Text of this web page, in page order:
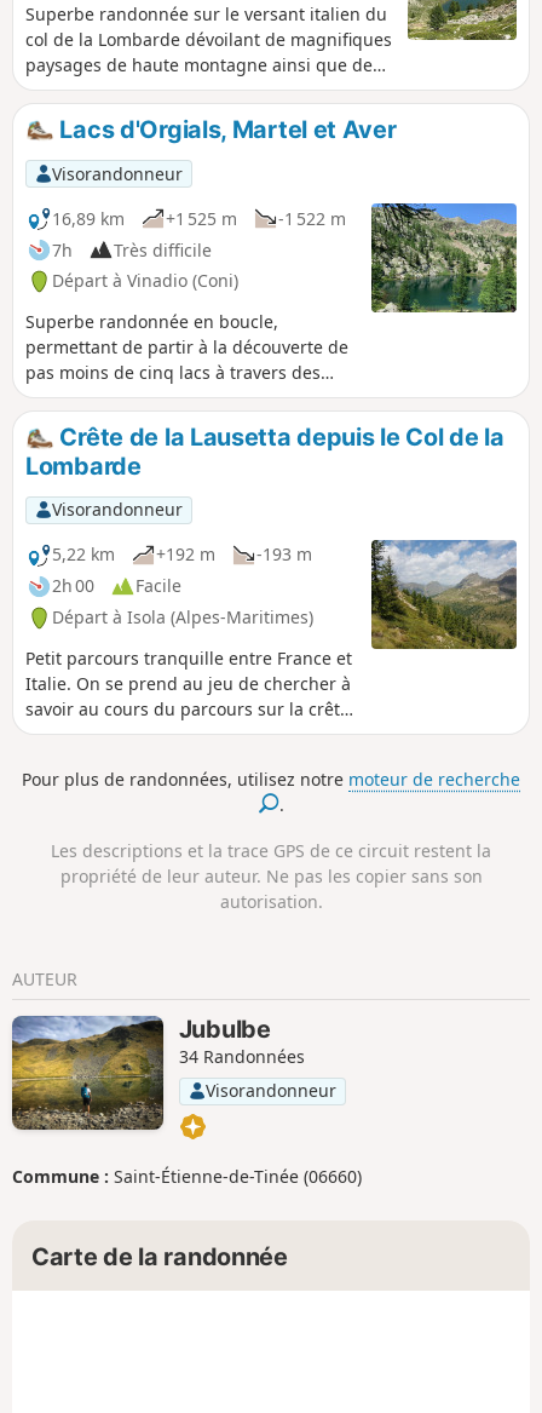
Superbe randonnée sur le versant italien du
col de la Lombarde dévoilant de magnifiques
paysages de haute montagne ainsi que de
superbes lacs aux eaux émeraude. Faune
(bouquetins, chamois, marmottes) et flore
abondantes.Attention, la montée au col
d'Aver comporte des passages exposés et
vertigineux. C'est pourquoi je l'ai classée
comme difficile même si il n'y a pas de réel
danger.Cette randonnée est donc
déconseillée avec des enfants et des
personnes sujettes au vertige.
Lacs d'Orgials, Martel et Aver
Visorandonneur
16,89 km
+1 525 m
-1 522 m
7h
Très difficile
Départ à Vinadio (Coni)
Superbe randonnée en boucle,
permettant de partir à la découverte de
pas moins de cinq lacs à travers des
paysages grandioses au pied du mont
Malinvern. Elle se situe entièrement en
territoire italien, proche d'Isola 2000, au
départ de la route du Col de la
Lombarde versant Vinadio.Outre les lacs
rencontrés, la randonnée permet
d'admirer des superbes points de vue
sur les sommets dominant le vallon de
Rio Freddo, au pied du Malinvern,
omniprésent lors de la première partie
du circuit.
Crête de la Lausetta depuis le Col de la
Lombarde
Visorandonneur
5,22 km
+192 m
-193 m
2h 00
Facile
Départ à Isola (Alpes-Maritimes)
Petit parcours tranquille entre France et
Italie. On se prend au jeu de chercher à
savoir au cours du parcours sur la crête,
dans quel pays on se trouve. Je n'ai
en si peu de temps... Et on admire la
vue sur les deux vallées en contre-bas.
Pour plus de randonnées, utilisez notre moteur de recherche
.
Les descriptions et la trace GPS de ce circuit restent la
propriété de leur auteur. Ne pas les copier sans son
autorisation.
AUTEUR
Jubulbe
34 Randonnées
Visorandonneur
Commune : Saint-Étienne-de-Tinée (06660)
Carte de la randonnée